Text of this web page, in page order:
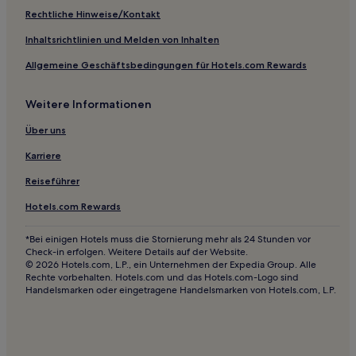
Familien in Avignon
Hotels mit inbegriffenem Frühstück in Avignon
Hotels mit Parkplatz in Eygalières
Günstige in Bouches-du-Rhône
Hotels mit Parkplatz in Vaison-la-Romaine
Hotels mit Pool in Vaison-la-Romaine
Rechtliche Hinweise/Kontakt
Inhaltsrichtlinien und Melden von Inhalten
Allgemeine Geschäftsbedingungen für Hotels.com Rewards
Weitere Informationen
Über uns
Karriere
Reiseführer
Hotels.com Rewards
*Bei einigen Hotels muss die Stornierung mehr als 24 Stunden vor
Check-in erfolgen. Weitere Details auf der Website.
© 2026 Hotels.com, L.P., ein Unternehmen der Expedia Group. Alle
Rechte vorbehalten. Hotels.com und das Hotels.com-Logo sind
Handelsmarken oder eingetragene Handelsmarken von Hotels.com, L.P.